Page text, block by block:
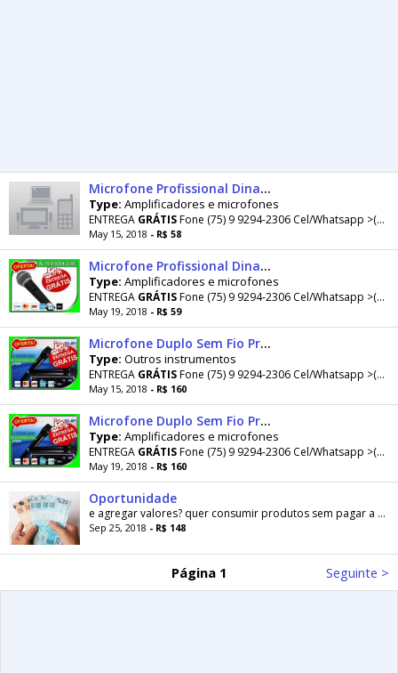
Microfone Profissional Dinamico Especial M-68 com Fio -Novo- Entrega Grátis
Type: Amplificadores e microfones
ENTREGA GRÁTISFone (75) 9 9294-2306 Cel/Whatsapp >(75) 9 9294-2306 >>>>>>>
May 15, 2018 - R$ 58
Microfone Profissional Dinamico Especial M-68 com Fio -Novo- Entrega Grátis
Type: Amplificadores e microfones
ENTREGA GRÁTISFone (75) 9 9294-2306 Cel/Whatsapp >(75) 9 9294-2306 >>>>>>>
May 19, 2018 - R$ 59
Microfone Duplo Sem Fio Profissional Vhf Wg-005 - Bivolt - Igreja - Novo - Entrega Grátis
Type: Outros instrumentos
ENTREGA GRÁTISFone (75) 9 9294-2306 Cel/Whatsapp >(75) 9 9294-2306 >>>>>>>
May 15, 2018 - R$ 160
Microfone Duplo Sem Fio Profissional Vhf Wg-005 - Bivolt - Igreja - Novo - Entrega Grátis
Type: Amplificadores e microfones
ENTREGA GRÁTISFone (75) 9 9294-2306 Cel/Whatsapp >(75) 9 9294-2306 >>>>>>>
May 19, 2018 - R$ 160
Oportunidade
e agregar valores? quer consumir produtos sem pagar a preço de
Sep 25, 2018 - R$ 148
Página 1 Seguinte >